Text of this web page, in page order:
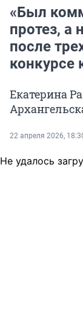
«Был
протез, а
после
конкурсе
Екатерина
22 апреля 2026,
Не удалось